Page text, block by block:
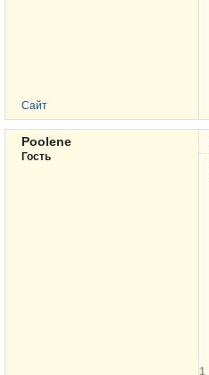
Сайт
Poolene
Гость
1